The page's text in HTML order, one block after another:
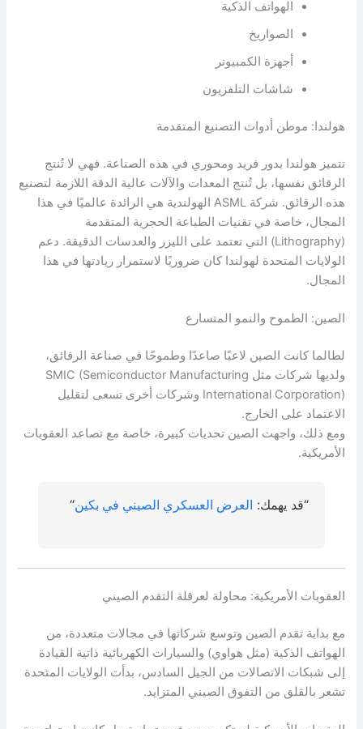
الهواتف الذكية
الصواريخ
أجهزة الكمبيوتر
شاشات التلفزيون
هولندا: موطن أدوات التصنيع المتقدمة
تتميز هولندا بدور فريد ومحوري في هذه الصناعة. فهي لا تُنتج
الرقائق نفسها، بل تُنتج المعدات والآلات عالية الدقة اللازمة لتصنيع
هذه الرقائق. شركة ASML الهولندية هي الرائدة عالميًا في هذا
المجال، خاصة في تقنيات الطباعة الحجرية المتقدمة
(Lithography) التي تعتمد على الليزر والعدسات الدقيقة. دعم
الولايات المتحدة لهولندا كان ضروريًا لاستمرار ريادتها في هذا
المجال.
الصين: الطموح والنمو المتسارع
لطالما كانت الصين لاعبًا صاعدًا وطموحًا في صناعة الرقائق،
ولديها شركات مثل SMIC (Semiconductor Manufacturing
International Corporation) وشركات أخرى تسعى لتقليل
الاعتماد على الخارج.
ومع ذلك، واجهت الصين تحديات كبيرة، خاصة مع تصاعد العقوبات
الأمريكية.
“قد يهمك: العرض العسكري الصيني في بكين“
العقوبات الأمريكية: محاولة لعرقلة التقدم الصيني
مع بداية تقدم الصين وتوسع شركاتها في مجالات متعددة، من
الهواتف الذكية (مثل هواوي) والسيارات الكهربائية ذاتية القيادة
إلى شبكات الاتصالات من الجيل السادس، بدأت الولايات المتحدة
تشعر بالقلق من التفوق الصيني المتزايد.